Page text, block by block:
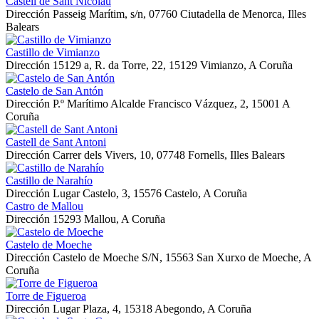
Dirección Passeig Marítim, s/n, 07760 Ciutadella de Menorca, Illes
Balears
Castillo de Vimianzo
Dirección 15129 a, R. da Torre, 22, 15129 Vimianzo, A Coruña
Castelo de San Antón
Dirección P.º Marítimo Alcalde Francisco Vázquez, 2, 15001 A
Coruña
Castell de Sant Antoni
Dirección Carrer dels Vivers, 10, 07748 Fornells, Illes Balears
Castillo de Narahío
Dirección Lugar Castelo, 3, 15576 Castelo, A Coruña
Castro de Mallou
Dirección 15293 Mallou, A Coruña
Castelo de Moeche
Dirección Castelo de Moeche S/N, 15563 San Xurxo de Moeche, A
Coruña
Torre de Figueroa
Dirección Lugar Plaza, 4, 15318 Abegondo, A Coruña